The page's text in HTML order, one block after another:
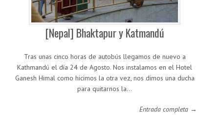
[Nepal] Bhaktapur y Katmandú
Tras unas cinco horas de autobús llegamos de nuevo a
Kathmandú el día 24 de Agosto. Nos instalamos en el Hotel
Ganesh Himal como hicimos la otra vez, nos dimos una ducha
para quitarnos la…
Entrada completa →